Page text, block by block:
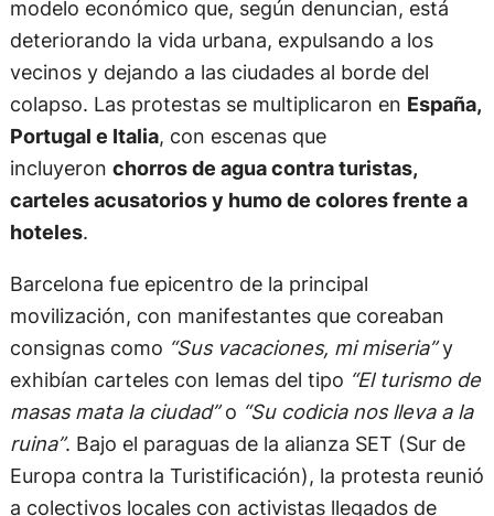
modelo económico que, según denuncian, está
deteriorando la vida urbana, expulsando a los
vecinos y dejando a las ciudades al borde del
colapso. Las protestas se multiplicaron en España,
Portugal e Italia, con escenas que
incluyeron chorros de agua contra turistas,
carteles acusatorios y humo de colores frente a
hoteles.
Barcelona fue epicentro de la principal
movilización, con manifestantes que coreaban
consignas como “Sus vacaciones, mi miseria”y
exhibían carteles con lemas del tipo “El turismo de
masas mata la ciudad”o “Su codicia nos lleva a la
ruina”. Bajo el paraguas de la alianza SET (Sur de
Europa contra la Turistificación), la protesta reunió
a colectivos locales con activistas llegados de